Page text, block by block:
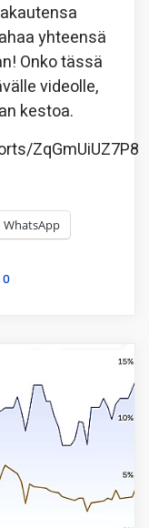
yhteensä
Onko tässä
videolle,
kestoa.
ZqGmUiUZ7P8
WhatsApp
0